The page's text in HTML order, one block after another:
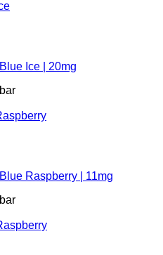
Ice | 20mg
Raspberry | 11mg